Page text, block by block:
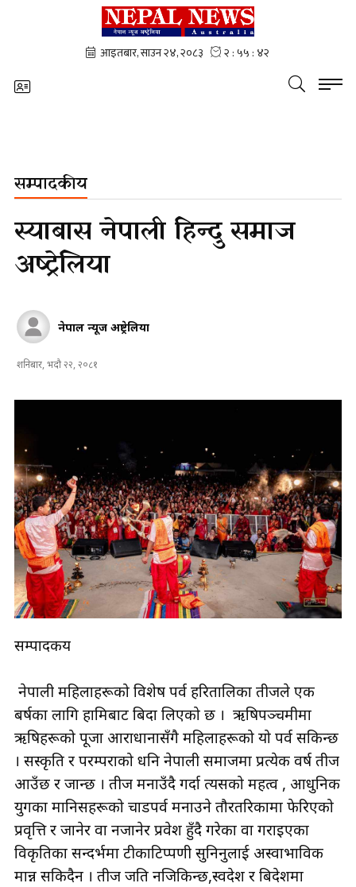
सम्पादकीय
स्याबास नेपाली हिन्दु समाज
अष्ट्रेलिया
नेपाल न्यूज अष्ट्रेलिया
शनिबार, भदौ २२, २०८१
सम्पादकीय
नेपाली महिलाहरूको विशेष पर्व हरितालिका तीजले एक
बर्षका लागि हामिबाट बिदा लिएको छ । ऋषिपञ्चमीमा
ऋषिहरूको पूजा आराधानासँगै महिलाहरूको यो पर्व सकिन्छ
। सस्कृति र परम्पराको धनि नेपाली समाजमा प्रत्येक वर्ष तीज
आउँछ र जान्छ । तीज मनाउँदै गर्दा त्यसको महत्व , आधुनिक
युगका मानिसहरूको चाडपर्व मनाउने तौरतरिकामा फेरिएको
प्रवृत्ति र जानेर वा नजानेर प्रवेश हुँदै गरेका वा गराइएका
विकृतिका सन्दर्भमा टीकाटिप्पणी सुनिनुलाई अस्वाभाविक
मान्न सकिदैन । तीज जति नजिकिन्छ,स्वदेश र बिदेशमा